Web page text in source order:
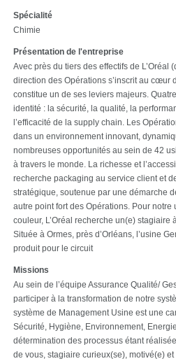
Spécialité
Chimie
Présentation de l'entreprise
Avec près du tiers des effectifs de L’Oréal
direction des Opérations s’inscrit au cœur
constitue un de ses leviers majeurs.
identité : la sécurité, la qualité, la
l’efficacité de la supply chain. Les
dans un environnement innovant,
nombreuses opportunités au sein de 42
à travers le monde. La richesse et
recherche packaging au service client et
stratégique, soutenue par une démarche
autre point fort des Opérations. Pour
couleur, L’Oréal recherche un(e) stagiaire
Située à Ormes, près d’Orléans, l’usine
produit pour le circuit
Missions
Au sein de l’équipe Assurance Qualité/
participer à la transformation de notre
système de Management Usine est une
Sécurité, Hygiène, Environnement,
détermination des processus étant
de vous, stagiaire curieux(se), motivé(e)